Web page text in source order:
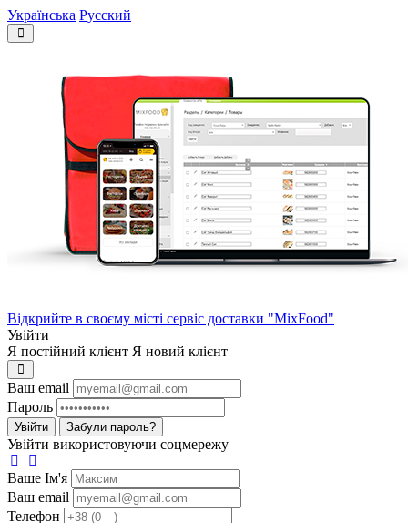
Українська Русский
Відкрийте в своєму місті сервіс доставки "MixFood"
Увійти
Я постійний клієнт Я новий клієнт
Ваш email
Пароль
Увійти Забули пароль?
Увійти використовуючи соцмережу
Ваше Iм'я
Ваш email
Телефон